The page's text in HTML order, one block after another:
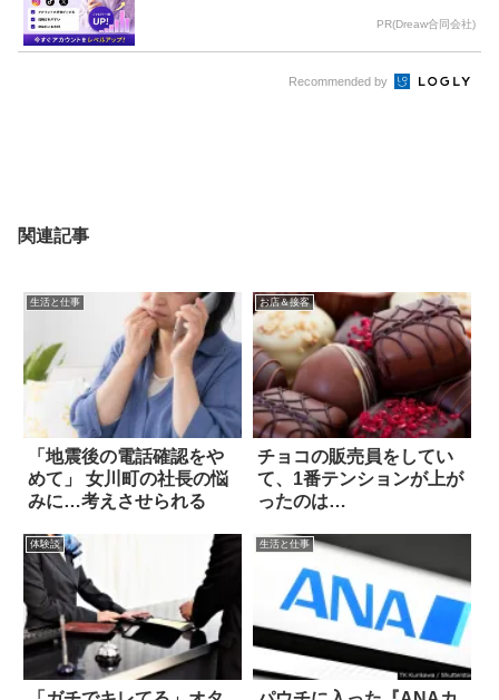
PR(Dreaw合同会社)
Recommended by
関連記事
生活と仕事
「地震後の電話確認をや
めて」 女川町の社長の悩
みに…考えさせられる
お店＆接客
チョコの販売員をしてい
て、1番テンションが上が
ったのは…
体験談 生活と仕事